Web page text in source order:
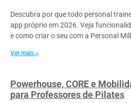
Descubra por que todo personal
app próprio em 2026. Veja
e como criar o seu com a Personal
Ver mais »
Powerhouse, CORE e
para Professores de Pilates